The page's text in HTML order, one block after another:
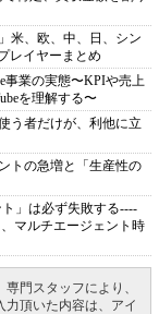
米、欧、中、日、シン
レイヤーまとめ
事業の実態〜KPIや売上
を理解する〜
う者だけが、利他に立
トの急増と「生産性の
ト」は必ず失敗する----
、マルチエージェント時
門スタッフにより、
力頂いた内容は、アイ